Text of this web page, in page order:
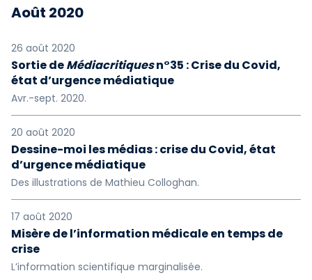
Août 2020
26 août 2020
Sortie deMédiacritiquesn°35 : Crise du Covid,
état d’urgence médiatique
Avr.-sept. 2020.
20 août 2020
Dessine-moi les médias : crise du Covid, état
d’urgence médiatique
Des illustrations de Mathieu Colloghan.
17 août 2020
Misère de l’information médicale en temps de
crise
L’information scientifique marginalisée.